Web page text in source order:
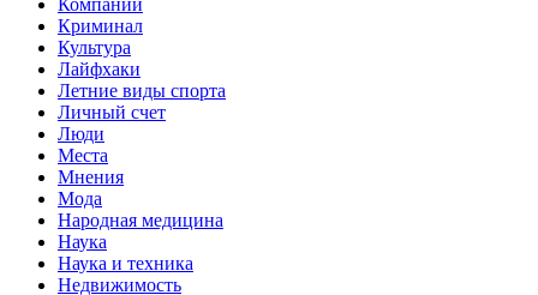
Криминал
Культура
Лайфхаки
Летние виды спорта
Личный счет
Люди
Места
Мнения
Мода
Народная медицина
Наука
Наука и техника
Недвижимость